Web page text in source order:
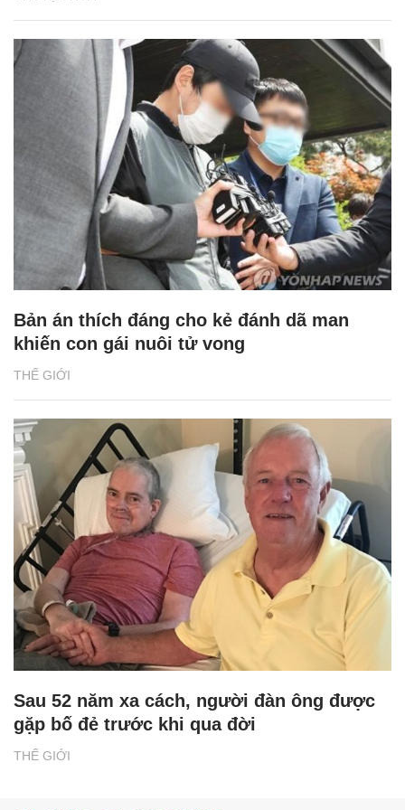
THẾ GIỚI
Bản án thích đáng cho kẻ đánh dã man
khiến con gái nuôi tử vong
THẾ GIỚI
Sau 52 năm xa cách, người đàn ông được
gặp bố đẻ trước khi qua đời